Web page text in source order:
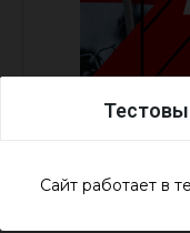
Сайт работает в